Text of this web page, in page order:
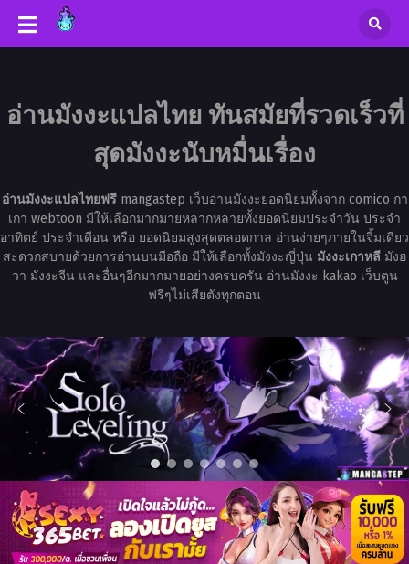
อ่านมังงะแปลไทย ทันสมัยที่รวดเร็วที่
สุดมังงะนับหมื่นเรื่อง
อ่านมังงะแปลไทยฟรีmangastep เว็บอ่านมังงะยอดนิยมทั้งจาก comico กา
เกา webtoon มีให้เลือกมากมายหลากหลายทั้งยอดนิยมประจำวัน ประจำ
อาทิตย์ ประจำเดือน หรือ ยอดนิยมสูงสุดตลอดกาล อ่านง่ายๆภายในจิ้มเดียว
สะดวกสบายด้วยการอ่านบนมือถือ มีให้เลือกทั้งมังงะญี่ปุ่น มังงะเกาหลีมังฮ
วา มังงะจีน และอื่นๆอีกมากมายอย่างครบครัน อ่านมังงะ kakao เว็บตูน
ฟรีๆไม่เสียตังทุกตอน